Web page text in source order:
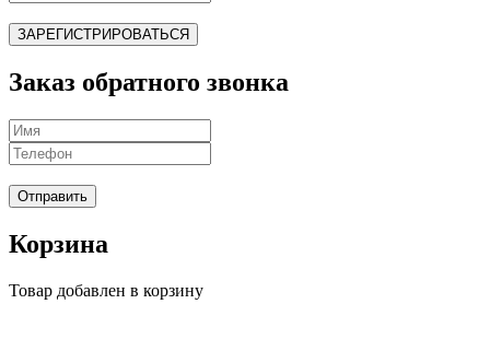
ЗАРЕГИСТРИРОВАТЬСЯ
Заказ обратного звонка
Отправить
Корзина
Товар добавлен в корзину